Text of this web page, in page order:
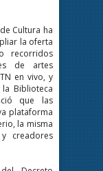
Cultura ha
la oferta
recorridos
de artes
en vivo, y
Biblioteca
que las
plataforma
la misma
creadores